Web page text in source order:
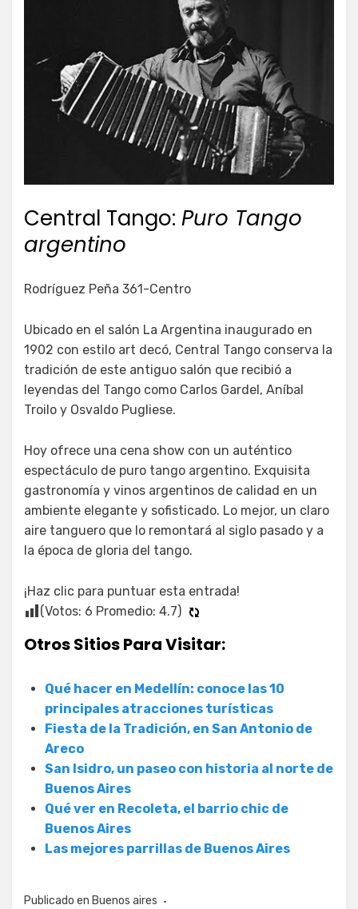
Central Tango: Puro Tango
argentino
Rodríguez Peña 361-Centro
Ubicado en el salón La Argentina inaugurado en
1902 con estilo art decó, Central Tango conserva la
tradición de este antiguo salón que recibió a
leyendas del Tango como Carlos Gardel, Aníbal
Troilo y Osvaldo Pugliese.
Hoy ofrece una cena show con un auténtico
espectáculo de puro tango argentino. Exquisita
gastronomía y vinos argentinos de calidad en un
ambiente elegante y sofisticado. Lo mejor, un claro
aire tanguero que lo remontará al siglo pasado y a
la época de gloria del tango.
¡Haz clic para puntuar esta entrada!
(Votos: 6 Promedio: 4.7)
Otros Sitios Para Visitar:
Qué hacer en Medellín: conoce las 10
principales atracciones turísticas
Fiesta de la Tradición, en San Antonio de
Areco
San Isidro, un paseo con historia al norte de
Buenos Aires
Qué ver en Recoleta, el barrio chic de
Buenos Aires
Las mejores parrillas de Buenos Aires
Publicado en Buenos aires